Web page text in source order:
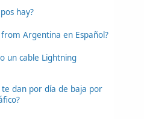
hay?
Argentina en Español?
un cable Lightning
te dan por día de baja por